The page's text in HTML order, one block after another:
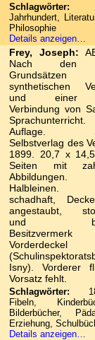
Schlagwörter:
Jahrhundert,
Philosophie
Details anzeigen…
Frey, Joseph:
Nach den
synthetischen
und einer
Verbindung von
Auflage.
Selbstverlag des
1899. 20,7 x
Seiten mit
Abbildungen.
Halbleinen.
schadhaft,
angestaubt,
und
Vorderdeckel
Isny). Vorderer
Vorsatz fehlt.
Schlagwörter:
Fibeln,
Bilderbücher,
Erziehung,
Details anzeigen…